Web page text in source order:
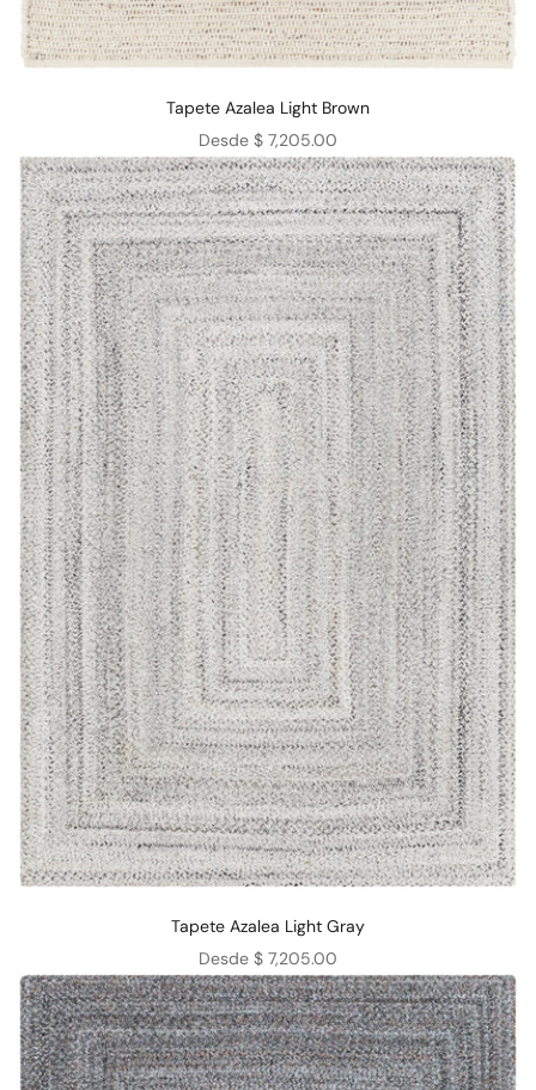
Tapete Azalea Light Brown
Precio de oferta
Desde $ 7,205.00
Tapete Azalea Light Gray
Precio de oferta
Desde $ 7,205.00